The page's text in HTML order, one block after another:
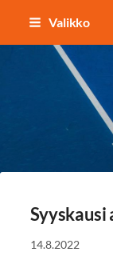
Siirry
sisältöön
Valikko
Syyskausi
14.8.2022